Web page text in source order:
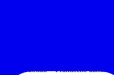
» Praktische